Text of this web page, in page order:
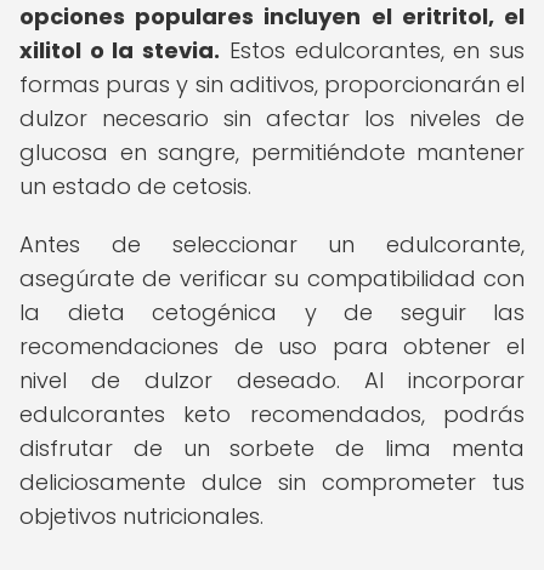
opciones populares incluyen el eritritol, el
xilitol o la stevia. Estos edulcorantes, en sus
formas puras y sin aditivos, proporcionarán el
dulzor necesario sin afectar los niveles de
glucosa en sangre, permitiéndote mantener
un estado de cetosis.
Antes de seleccionar un edulcorante,
asegúrate de verificar su compatibilidad con
la dieta cetogénica y de seguir las
recomendaciones de uso para obtener el
nivel de dulzor deseado. Al incorporar
edulcorantes keto recomendados, podrás
disfrutar de un sorbete de lima menta
deliciosamente dulce sin comprometer tus
objetivos nutricionales.